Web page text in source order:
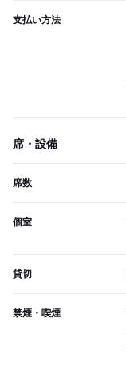
支払い方法
席・設備
席数
個室
貸切
禁煙・喫煙